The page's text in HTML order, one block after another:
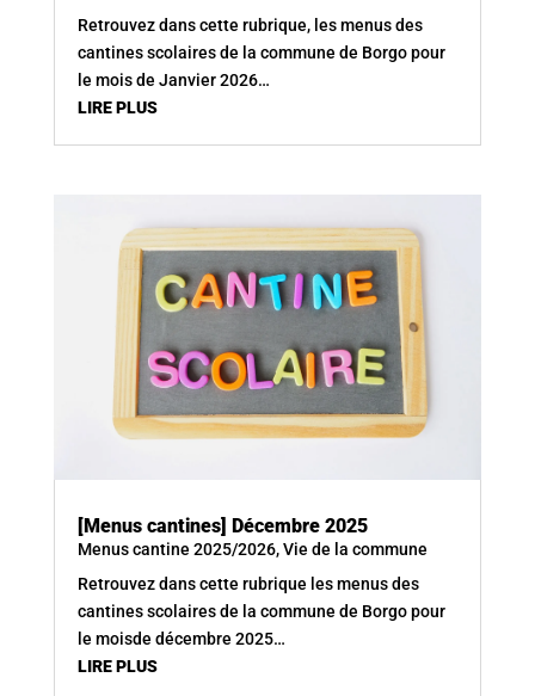
Retrouvez dans cette rubrique, les menus des
cantines scolaires de la commune de Borgo pour
le mois de Janvier 2026…
LIRE PLUS
[Menus cantines] Décembre 2025
Menus cantine 2025/2026,Vie de la commune
Retrouvez dans cette rubrique les menus des
cantines scolaires de la commune de Borgo pour
le moisde décembre 2025…
LIRE PLUS